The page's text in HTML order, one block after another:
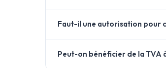
Faut-il une autorisation pour
Peut-on bénéficier de la TVA